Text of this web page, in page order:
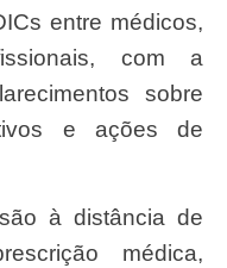
entre médicos,
com a
sobre
e ações de
médica,